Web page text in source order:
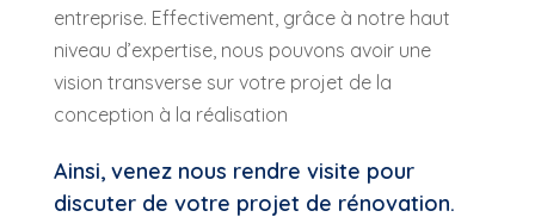
entreprise. Effectivement, grâce à notre haut
niveau d’expertise, nous pouvons avoir une
vision transverse sur votre projet de la
conception à la réalisation
Ainsi, venez nous rendre visite pour
discuter de votre projet de rénovation.